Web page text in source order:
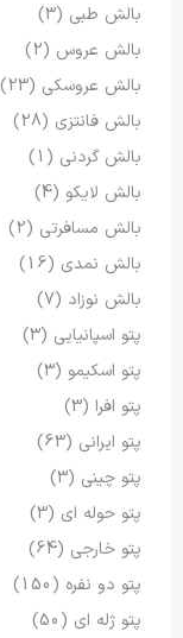
بالش طبی (3)
بالش عروس (2)
بالش عروسکی (23)
بالش فانتزی (28)
بالش گردنی (1)
بالش لایکو (4)
بالش مسافرتی (2)
بالش نمدی (16)
بالش نوزاد (7)
پتو اسپانیایی (3)
پتو اسکیمو (3)
پتو افرا (3)
پتو ایرانی (63)
پتو چینی (3)
پتو حوله ای (3)
پتو خارجی (64)
پتو دو نفره (150)
پتو ژله ای (50)